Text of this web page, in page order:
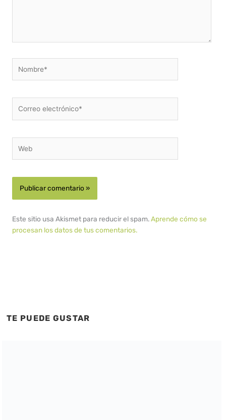
electrónico*
Este sitio usa Akismet para reducir el spam.Aprende cómo se
procesan los datos de tus comentarios.
TE PUEDE GUSTAR